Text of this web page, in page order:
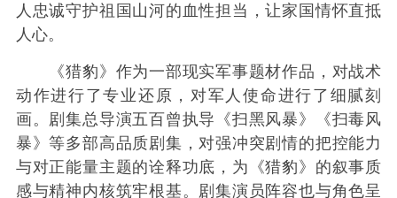
人忠诚守护祖国山河的血性担当，让家国情怀直抵
人心。
《猎豹》作为一部现实军事题材作品，对战术
动作进行了专业还原，对军人使命进行了细腻刻
画。剧集总导演五百曾执导《扫黑风暴》《扫毒风
暴》等多部高品质剧集，对强冲突剧情的把控能力
与对正能量主题的诠释功底，为《猎豹》的叙事质
感与精神内核筑牢根基。剧集演员阵容也与角色呈